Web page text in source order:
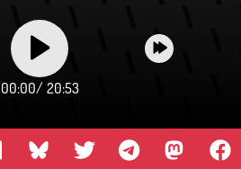
00:00/ 20:53